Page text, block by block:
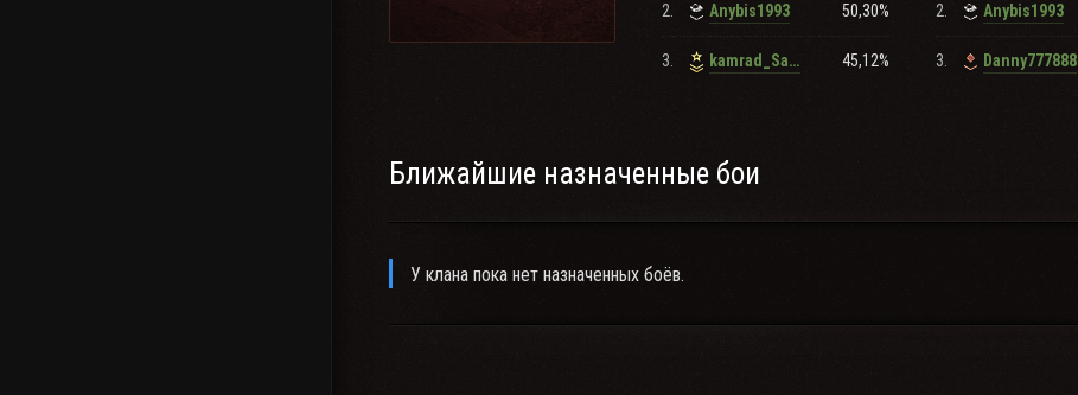
2. Anybis1993 50,30%
3. kamrad_Sash 45,12%
2. Anybis1993
3. Danny777888
Ближайшие назначенные бои
У клана пока нет назначенных боёв.